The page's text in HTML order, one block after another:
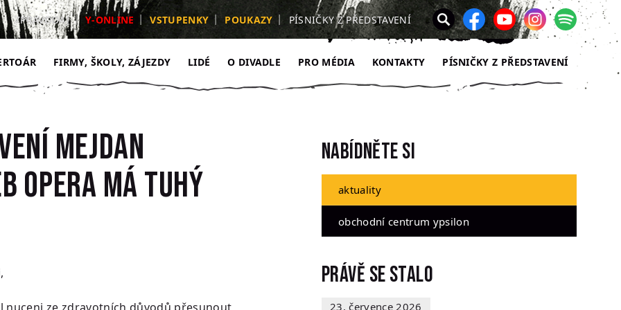
FIRMY, ŠKOLY, ZÁJEZDY LIDÉ O DIVADLE PRO MÉDIA KONTAKTY PÍSNIČKY Z PŘEDSTAVENÍ
ZPRAVODAJ Y-ONLINE VSTUPENKY POUKAZY PÍSNIČKY Z PŘEDSTAVENÍ
Mejdan
Opera má tuhý
Nabídněte si
aktuality
obchodní centrum ypsilon
Právě se stalo
23. července 2026